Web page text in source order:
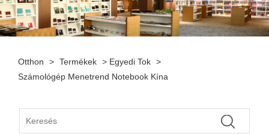
Otthon > Termékek > Egyedi Tok >
Számológép Menetrend Notebook Kína